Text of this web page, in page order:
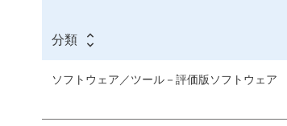
ェ
ア
分類
ソフトウェア／ツール－評価版ソフトウェア